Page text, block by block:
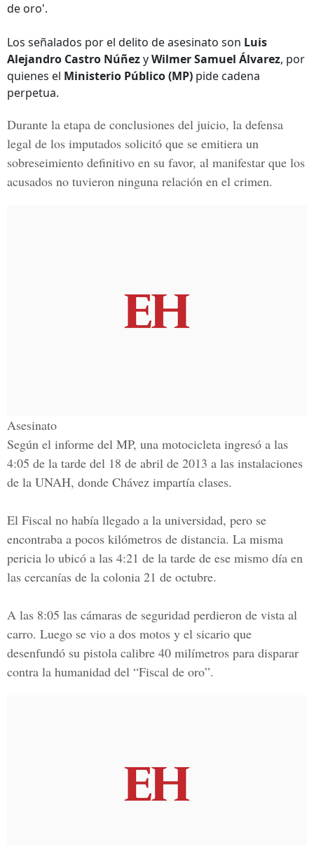
de oro'.
Los señalados por el delito de asesinato son Luis
Alejandro Castro NúñezyWilmer Samuel Álvarez, por
quienes el Ministerio Público (MP) pide cadena
perpetua.
Durante la etapa de conclusiones del juicio, la defensa
legal de los imputados solicitó que se emitiera un
sobreseimiento definitivo en su favor, al manifestar que los
acusados no tuvieron ninguna relación en el crimen.
Asesinato
Según el informe del MP, una motocicleta ingresó a las
4:05 de la tarde del 18 de abril de 2013 a las instalaciones
de la UNAH, donde Chávez impartía clases.
El Fiscal no había llegado a la universidad, pero se
encontraba a pocos kilómetros de distancia. La misma
pericia lo ubicó a las 4:21 de la tarde de ese mismo día en
las cercanías de la colonia 21 de octubre.
A las 8:05 las cámaras de seguridad perdieron de vista al
carro. Luego se vio a dos motos y el sicario que
desenfundó su pistola calibre 40 milímetros para disparar
contra la humanidad del “Fiscal de oro”.